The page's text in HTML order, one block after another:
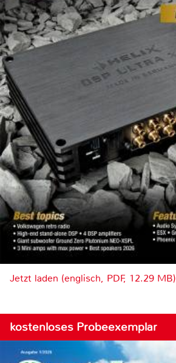
Jetzt laden (englisch, PDF, 12.29 MB)
kostenloses Probeexemplar